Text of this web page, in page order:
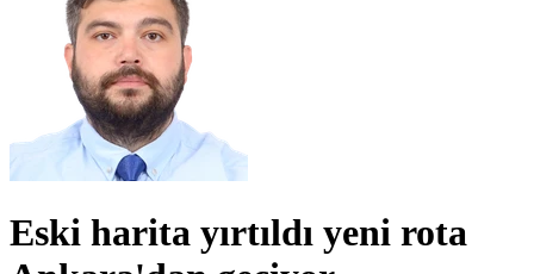
Eski harita yırtıldı yeni rota